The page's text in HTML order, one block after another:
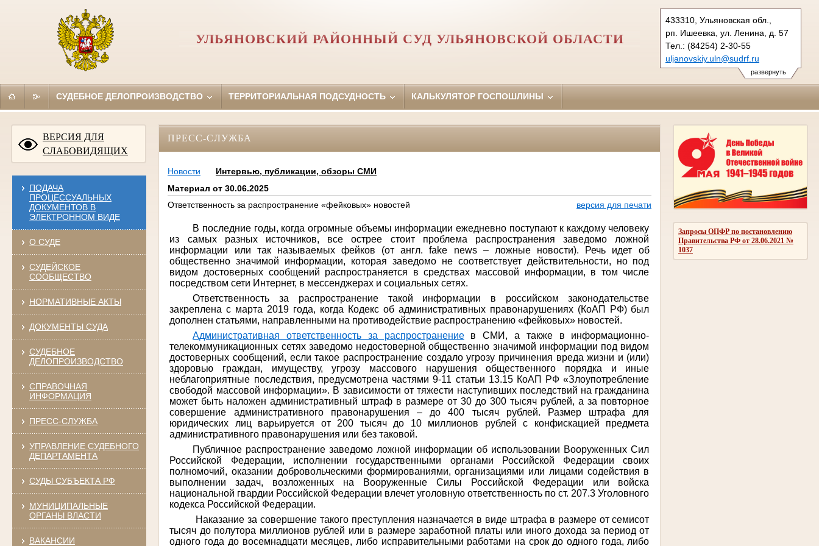
развернуть
433310, Ульяновская обл.,
рп. Ишеевка, ул. Ленина, д. 57
Тел.: (84254) 2-30-55
uljanovskiy.uln@sudrf.ru
УЛЬЯНОВСКИЙ РАЙОННЫЙ СУД УЛЬЯНОВСКОЙ ОБЛАСТИ
СУДЕБНОЕ ДЕЛОПРОИЗВОДСТВО ТЕРРИТОРИАЛЬНАЯ ПОДСУДНОСТЬ КАЛЬКУЛЯТОР ГОСПОШЛИНЫ
ВЕРСИЯ ДЛЯ
СЛАБОВИДЯЩИХ
ПОДАЧА
ПРОЦЕССУАЛЬНЫХ
ДОКУМЕНТОВ В
ЭЛЕКТРОННОМ ВИДЕ
О СУДЕ
СУДЕЙСКОЕ
СООБЩЕСТВО
НОРМАТИВНЫЕ АКТЫ
ДОКУМЕНТЫ СУДА
СУДЕБНОЕ
ДЕЛОПРОИЗВОДСТВО
СПРАВОЧНАЯ
ИНФОРМАЦИЯ
ПРЕСС-СЛУЖБА
УПРАВЛЕНИЕ СУДЕБНОГО
ДЕПАРТАМЕНТА
СУДЫ СУБЪЕКТА РФ
МУНИЦИПАЛЬНЫЕ
ОРГАНЫ ВЛАСТИ
ВАКАНСИИ
Запросы ОПФР по постановлению
Правительства РФ от 28.06.2021 №
1037
ПРЕСС-СЛУЖБА
Новости
Интервью, публикации, обзоры СМИ
Материал от 30.06.2025
Ответственность за распространение «фейковых» новостей
версия для печати
В последние годы, когда огромные объемы информации ежедневно поступают к каждому человеку
из самых разных источников, все острее стоит проблема распространения заведомо ложной
информации или так называемых фейков (от англ.fake news
– ложные новости). Речь идет об
общественно значимой информации, которая заведомо не соответствует действительности, но под
видом достоверных сообщений распространяется в средствах массовой информации, в том числе
посредством сети Интернет, в мессенджерах и социальных сетях.
Ответственность за распространение такой информации в российском законодательстве
закреплена с марта 2019 года, когда Кодекс об административных правонарушениях (КоАП РФ) был
дополнен статьями, направленными на противодействие распространению «фейковых» новостей.
Административная ответственность за распространениев СМИ, а также в информационно-
телекоммуникационных сетях заведомо недостоверной общественно значимой информации под видом
достоверных сообщений, если такое распространение создало угрозу причинения вреда жизни и (или)
здоровью граждан, имуществу, угрозу массового нарушения общественного порядка и иные
неблагоприятные последствия, предусмотрена частями 9-11 статьи 13.15 КоАП РФ «Злоупотребление
свободой массовой информации». В зависимости от тяжести наступивших последствий на гражданина
может быть наложен административный штраф в размере от 30 до 300 тысяч рублей, а за повторное
совершение административного правонарушения – до 400 тысяч рублей. Размер штрафа для
юридических лиц варьируется от 200 тысяч до 10 миллионов рублей с конфискацией предмета
административного правонарушения или без таковой.
Публичное распространение заведомо ложной информации об использовании Вооруженных Сил
Российской Федерации, исполнении государственными органами Российской Федерации своих
полномочий, оказании добровольческими формированиями, организациями или лицами содействия в
выполнении задач, возложенных на Вооруженные Силы Российской Федерации или войска
национальной гвардии Российской Федерации влечет уголовную ответственность по ст. 207.3 Уголовного
кодекса Российской Федерации.
Наказание за совершение такого преступления назначается в виде штрафа в размере от семисот
тысяч до полутора миллионов рублей или в размере заработной платы или иного дохода за период от
одного года до восемнадцати месяцев, либо исправительными работами на срок до одного года, либо